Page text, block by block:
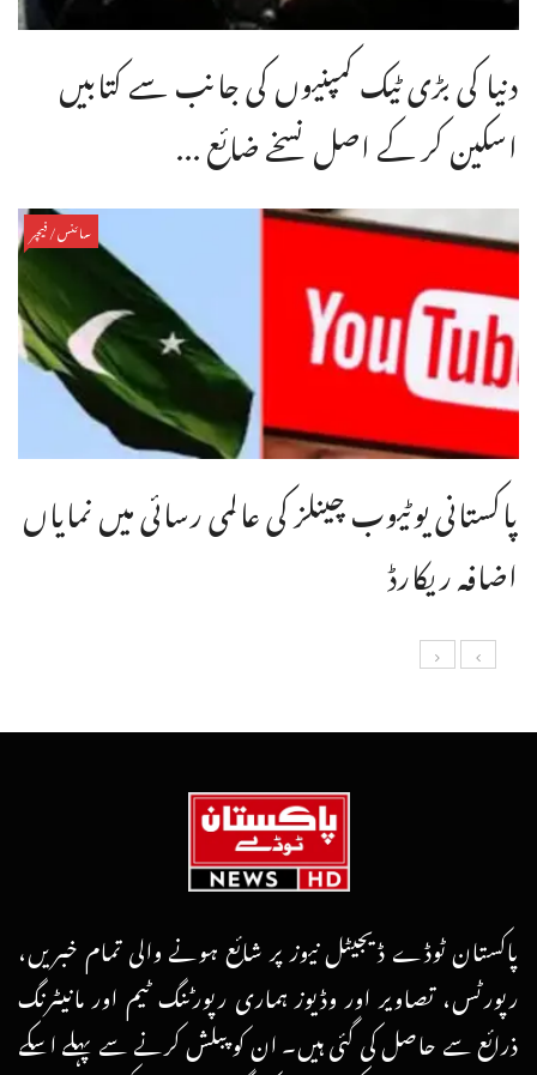
دنیا کی بڑی ٹیک کمپنیوں کی جانب سے کتابیں
اسکین کر کے اصل نسخے ضائع ...
سائنس/فیچر
پاکستانی یوٹیوب چینلز کی عالمی رسائی میں نمایاں
اضافہ ریکارڈ
پاکستان ٹوڈے ڈیجیٹل نیوز پر شائع ہونے والی تمام خبریں،
رپورٹس، تصاویر اور وڈیوز ہماری رپورٹنگ ٹیم اور مانیٹرنگ
ذرائع سے حاصل کی گئی ہیں۔ ان کو پبلش کرنے سے پہلے اسکے